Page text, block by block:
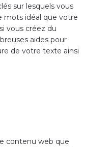
sur lesquels vous
mots idéal que votre
vous créez du
aides pour
de votre texte ainsi
contenu web que